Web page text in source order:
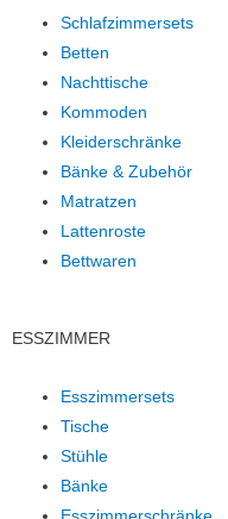
Schlafzimmersets
Betten
Nachttische
Kommoden
Kleiderschränke
Bänke & Zubehör
Matratzen
Lattenroste
Bettwaren
ESSZIMMER
Esszimmersets
Tische
Stühle
Bänke